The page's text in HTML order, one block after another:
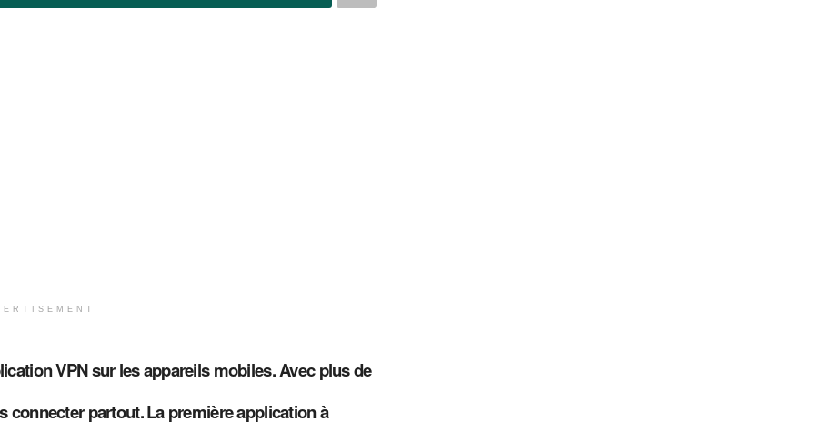
VPN sur les appareils mobiles. Avec plus de
connecter partout.La première application à